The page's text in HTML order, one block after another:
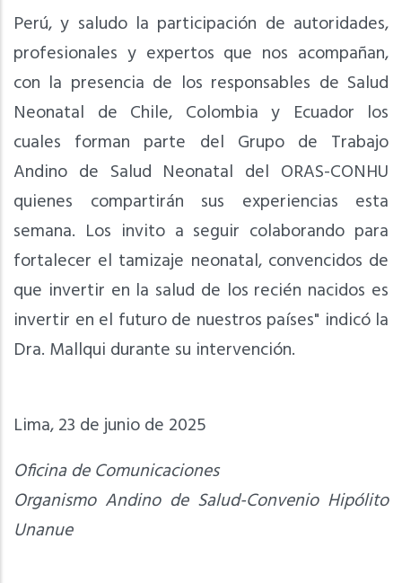
Perú, y saludo la participación de autoridades,
profesionales y expertos que nos acompañan,
con la presencia de los responsables de Salud
Neonatal de Chile, Colombia y Ecuador los
cuales forman parte del Grupo de Trabajo
Andino de Salud Neonatal del ORAS-CONHU
quienes compartirán sus experiencias esta
semana. Los invito a seguir colaborando para
fortalecer el tamizaje neonatal, convencidos de
que invertir en la salud de los recién nacidos es
invertir en el futuro de nuestros países" indicó la
Dra. Mallqui durante su intervención.
Lima, 23 de junio de 2025
Oficina de Comunicaciones
Organismo Andino de Salud-Convenio Hipólito
Unanue